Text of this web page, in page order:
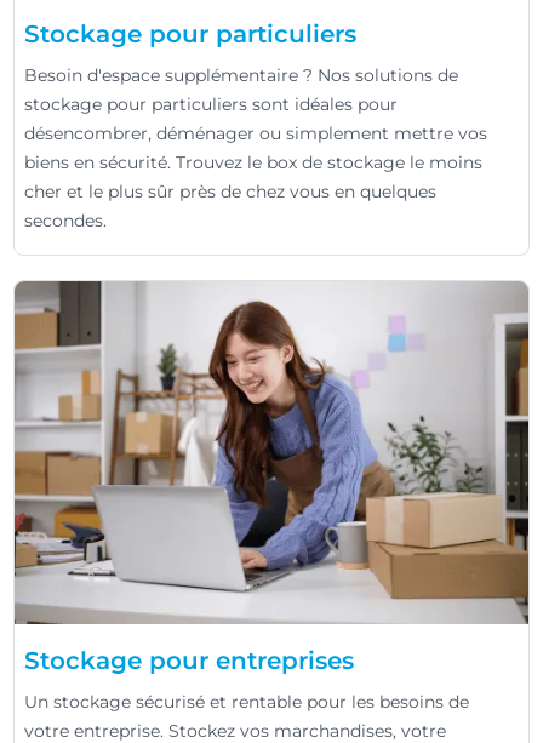
Stockage pour particuliers
Besoin d'espace supplémentaire ? Nos solutions de
stockage pour particuliers sont idéales pour
désencombrer, déménager ou simplement mettre vos
biens en sécurité. Trouvez le box de stockage le moins
cher et le plus sûr près de chez vous en quelques
secondes.
Stockage pour entreprises
Un stockage sécurisé et rentable pour les besoins de
votre entreprise. Stockez vos marchandises, votre